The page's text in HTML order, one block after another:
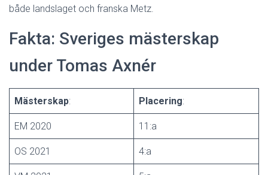
både landslaget och franska Metz.
Fakta: Sveriges mästerskap
under Tomas Axnér
Mästerskap: Placering:
EM 2020 11:a
OS 2021 4:a